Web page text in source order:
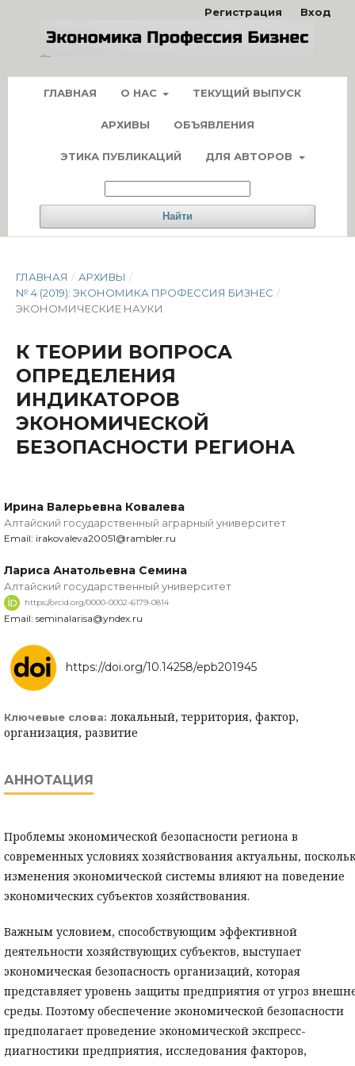
ГЛАВНАЯ О НАС ТЕКУЩИЙ ВЫПУСК
АРХИВЫ ОБЪЯВЛЕНИЯ
ЭТИКА ПУБЛИКАЦИЙ ДЛЯ АВТОРОВ
Найти
Регистрация Вход
ГЛАВНАЯ / АРХИВЫ /
№ 4 (2019): ЭКОНОМИКА ПРОФЕССИЯ БИЗНЕС /
ЭКОНОМИЧЕСКИЕ НАУКИ
К ТЕОРИИ ВОПРОСА
ОПРЕДЕЛЕНИЯ
ИНДИКАТОРОВ
ЭКОНОМИЧЕСКОЙ
БЕЗОПАСНОСТИ РЕГИОНА
Ирина Валерьевна Ковалева
Алтайский государственный аграрный университет
Email: irakovaleva20051@rambler.ru
Лариса Анатольевна Семина
Алтайский государственный университет
https://orcid.org/0000-0002-6179-0814
Email: seminalarisa@yndex.ru
https://doi.org/10.14258/epb201945
Ключевые слова: локальный, территория, фактор,
организация, развитие
АННОТАЦИЯ
Проблемы экономической безопасности региона в
современных условиях хозяйствования актуаль­ны,
изменения экономической системы влияют на поведение
экономических субъектов хозяй­ствования.
Важным условием, способствующим эффективной
деятельности хозяйствующих субъектов, выступа­ет
экономическая безопасность организаций, которая
представляет уровень защиты предприятия от угроз
среды. Поэтому обеспечение экономической безопасности
предполагает проведение экономи­ческой экспресс-
диагностики предприятия, исследования факторов,